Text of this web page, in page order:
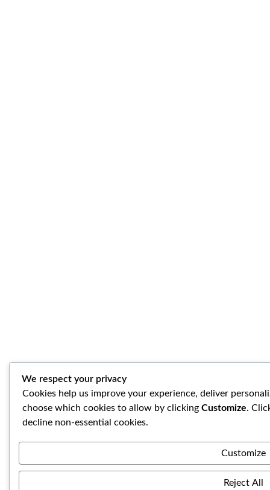
We respect your privacy
Cookies help us improve your experience, deliver
choose which cookies to allow by clicking Customize.
decline non-essential cookies.
Customize
Reject All